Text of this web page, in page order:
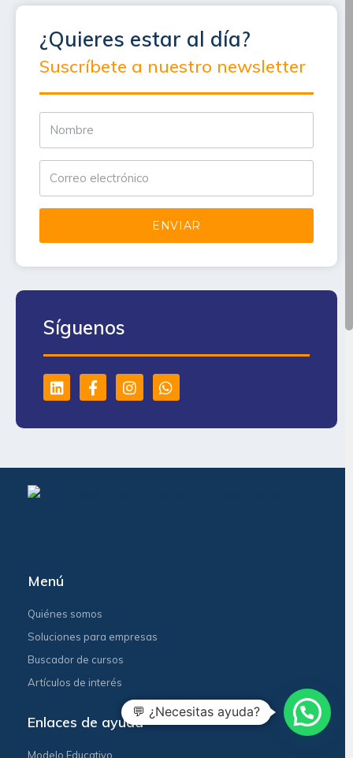
¿Quieres estar al día?
Suscríbete a nuestro newsletter
ENVIAR
Síguenos
Menú
Quiénes somos
Soluciones para empresas
Buscador de cursos
Artículos de interés
Enlaces de ayuda
Modelo Educativo
💬 ¿Necesitas ayuda?